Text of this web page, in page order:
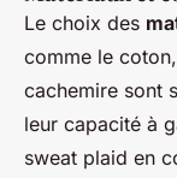
Le choix des
comme le coton
cachemire sont
leur capacité à
sweat plaid en